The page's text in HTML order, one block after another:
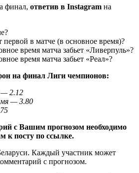
финал, ответив в Instagram на
первой в матче (в основное время)?
время матча забьет «Ливерпуль»?
время матча забьет «Реал»?
на финал Лиги чемпионов:
— 2.12
— 3.80
с Вашим прогнозом необходимо
к посту по ссылке.
Каждый участник может
с прогнозом.